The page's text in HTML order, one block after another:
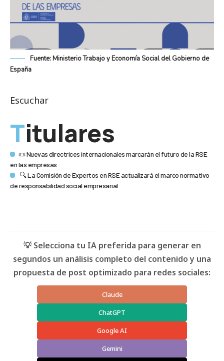
Fuente: Ministerio Trabajo y Economía Social del Gobierno de
España
Escuchar
Titulares
📜 Nuevas directrices internacionales marcarán el futuro de la RSE
en las empresas
🔍 La Comisión de Expertos en RSE actualizará el marco normativo
de responsabilidad social empresarial
💡 Selecciona tu IA preferida para generar en
segundos un análisis completo del contenido y una
propuesta de post optimizado para redes sociales:
Claude
ChatGPT
Google AI
Gemini